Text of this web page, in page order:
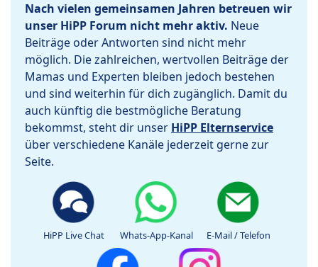
Nach vielen gemeinsamen Jahren betreuen wir
unser HiPP Forum nicht mehr aktiv. Neue
Beiträge oder Antworten sind nicht mehr
möglich. Die zahlreichen, wertvollen Beiträge der
Mamas und Experten bleiben jedoch bestehen
und sind weiterhin für dich zugänglich. Damit du
auch künftig die bestmögliche Beratung
bekommst, steht dir unser HiPP Elternservice
über verschiedene Kanäle jederzeit gerne zur
Seite.
HiPP Live Chat Whats-App-Kanal E-Mail / Telefon